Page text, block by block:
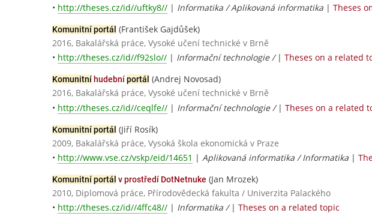
• http://theses.cz/id//uftky8// | Informatika / Aplikovaná informatika | Theses
Komunitní portál (František Gajdůšek)
2016, Bakalářská práce, Vysoké učení technické v Brně
• http://theses.cz/id//f92slo// | Informační technologie / | Theses on a related
Komunitní hudebníportál (Andrej Novosad)
2016, Bakalářská práce, Vysoké učení technické v Brně
• http://theses.cz/id//ceqlfe// | Informační technologie / | Theses on a related
Komunitní portál (Jiří Rosík)
2009, Bakalářská práce, Vysoká škola ekonomická v Praze
• http://www.vse.cz/vskp/eid/14651 | Aplikovaná informatika / Informatika |
Komunitní portál v prostředí DotNetnuke (Jan Mrozek)
2010, Diplomová práce, Přírodovědecká fakulta / Univerzita Palackého
• http://theses.cz/id//4ffc48// | Informatika / | Theses on a related topic